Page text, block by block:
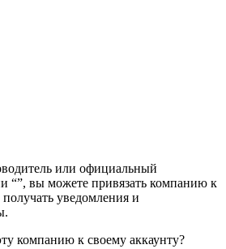
или официальный
“”, вы можете привязать компанию к
уведомления и
компанию к своему аккаунту?